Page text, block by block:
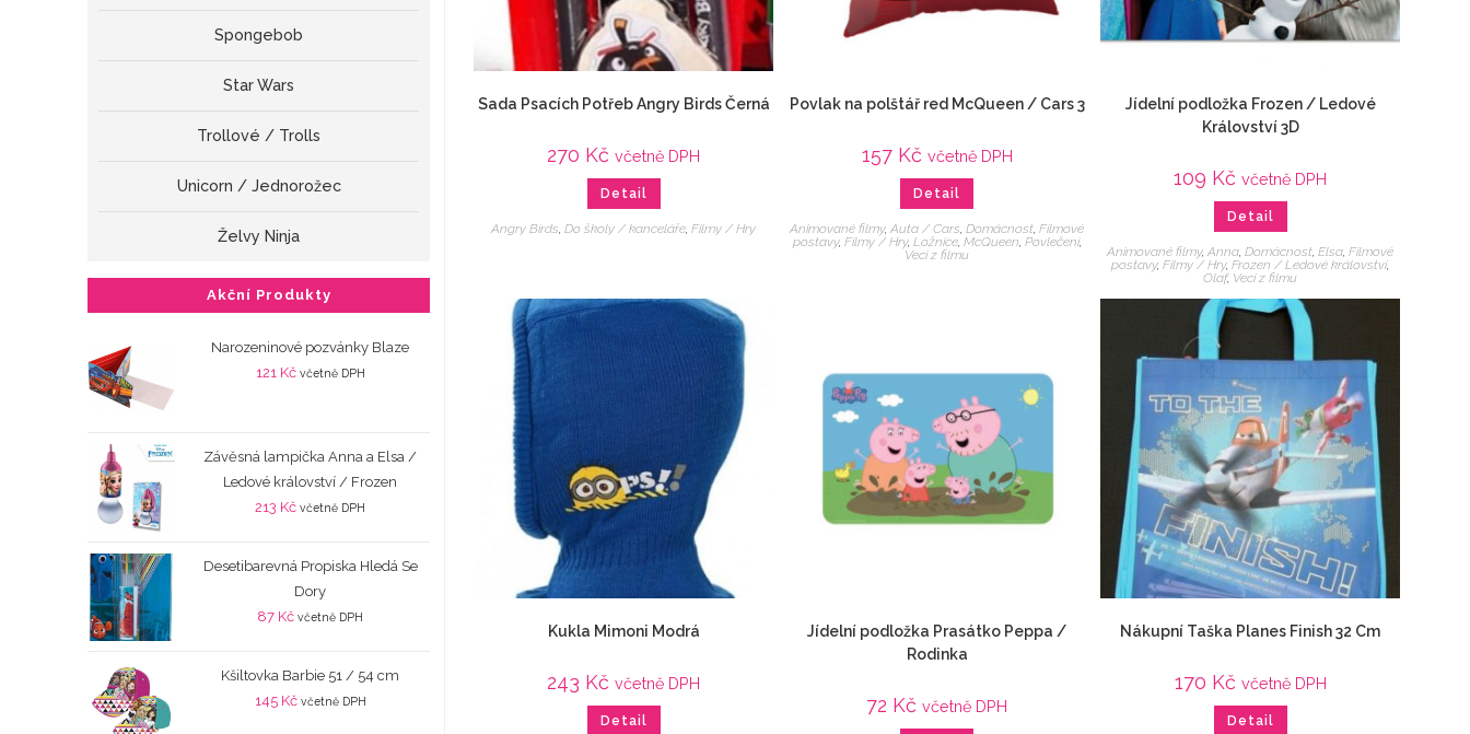
Sada Psacích Potřeb Angry Birds Černá
270 Kč včetně DPH
Detail
Angry Birds,Do školy / kanceláře,Filmy / Hry
Povlak na polštář red McQueen / Cars 3
157 Kč včetně DPH
Detail
Animované filmy,Auta / Cars,Domácnost,Filmové
postavy, Filmy / Hry, Ložnice, McQueen, Povlečení,
Veci z filmu
Jídelní podložka Frozen / Ledové
Království 3D
109 Kč včetně DPH
Detail
Animované filmy,Anna,Domácnost,Elsa,Filmové
postavy,Filmy / Hry,Frozen / Ledové království,
Olaf, Veci z filmu
Kukla Mimoni Modrá
243 Kč včetně DPH
Detail
Jídelní podložka Prasátko Peppa /
Rodinka
72 Kč včetně DPH
Nákupní Taška Planes Finish 32 Cm
170 Kč včetně DPH
Detail
Spongebob
Star Wars
Trollové / Trolls
Unicorn / Jednorožec
Želvy Ninja
Akční Produkty
Narozeninové pozvánky Blaze
121 Kč včetně DPH
Závěsná lampička Anna a Elsa /
Ledové království / Frozen
213 Kč včetně DPH
Desetibarevná Propiska Hledá Se
Dory
87 Kč včetně DPH
Kšiltovka Barbie 51 / 54 cm
145 Kč včetně DPH